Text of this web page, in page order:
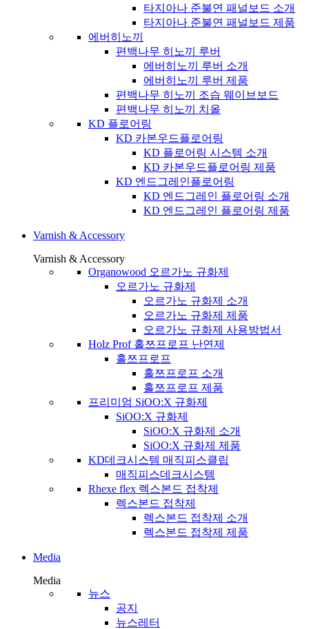
타지아나 준불연 패널보드 소개
타지아나 준불연 패널보드 제품
에버히노끼
편백나무 히노끼 루버
에버히노끼 루버 소개
에버히노끼 루버 제품
편백나무 히노끼 조습 웨이브보드
편백나무 히노끼 치올
KD 플로어링
KD 카본우드플로어링
KD 플로어링 시스템 소개
KD 카본우드플로어링 제품
KD 엔드그레인플로어링
KD 엔드그레인 플로어링 소개
KD 엔드그레인 플로어링 제품
Varnish & Accessory
Varnish & Accessory
Organowood 오르가노 규화제
오르가노 규화제
오르가노 규화제 소개
오르가노 규화제 제품
오르가노 규화제 사용방법서
Holz Prof 홀쯔프로프 난연제
홀쯔프로프
홀쯔프로프 소개
홀쯔프로프 제품
프리미엄 SiOO:X 규화제
SiOO:X 규화제
SiOO:X 규화제 소개
SiOO:X 규화제 제품
KD데크시스템 매직피스클립
매직피스데크시스템
Rhexe flex 렉스본드 접착제
렉스본드 접착제
렉스본드 접착제 소개
렉스본드 접착제 제품
Media
Media
뉴스
공지
뉴스레터